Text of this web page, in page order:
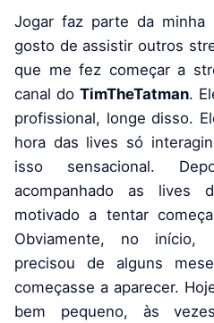
Jogar faz parte da
gosto de assistir outros
que me fez começar a
canal do TimTheTatman.
profissional, longe disso.
hora das lives só
isso sensacional.
acompanhado as
motivado a tentar
Obviamente, no início,
precisou de alguns
começasse a aparecer.
bem pequeno, às